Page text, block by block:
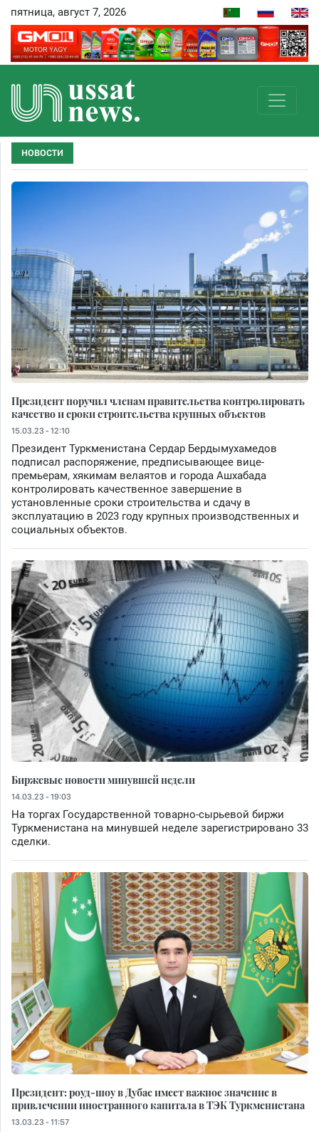
пятница, август 7, 2026
НОВОСТИ
Президент поручил членам правительства контролировать
качество и сроки строительства крупных объектов
15.03.23 - 12:10
Президент Туркменистана Сердар Бердымухамедов
подписал распоряжение, предписывающее вице-
премьерам, хякимам велаятов и города Ашхабада
контролировать качественное завершение в
установленные сроки строительства и сдачу в
эксплуатацию в 2023 году крупных производственных и
социальных объектов.
Биржевые новости минувшей недели
14.03.23 - 19:03
На торгах Государственной товарно-сырьевой биржи
Туркменистана на минувшей неделе зарегистрировано 33
сделки.
Президент: роуд-шоу в Дубае имеет важное значение в
привлечении иностранного капитала в ТЭК Туркменистана
13.03.23 - 11:57